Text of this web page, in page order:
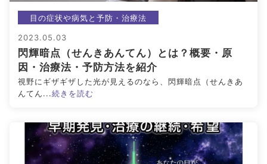
アイメイク・
アイケア
見えない・見えづ
らい方への
お役立ち情報
目のご利益
#ビルベリー #北欧 #アントシアニン #対策
目の症状や病気と予防・治療法
2023.05.03
閃輝暗点（せんきあんてん）とは？概要・原
因・治療法・予防方法を紹介
視野にギザギザした光が見えるのなら、閃輝暗点（せんきあ
んてん...続きを読む